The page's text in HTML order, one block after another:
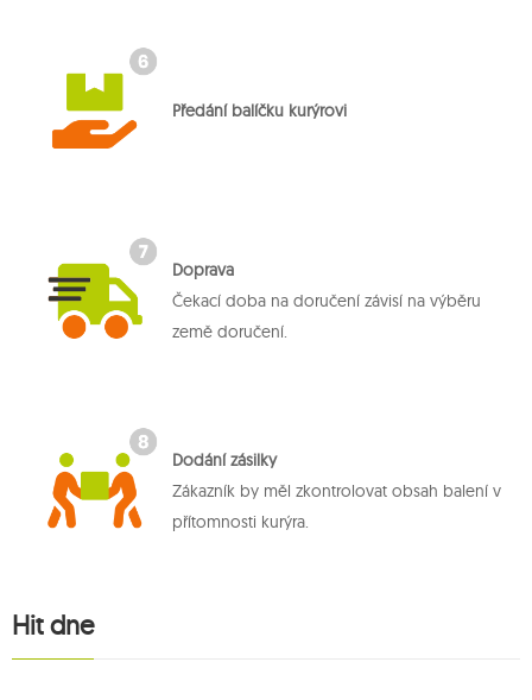
Předání balíčku kurýrovi
Doprava
Čekací doba na doručení závisí na výběru
země doručení.
Dodání zásilky
Zákazník by měl zkontrolovat obsah balení v
přítomnosti kurýra.
Hit dne